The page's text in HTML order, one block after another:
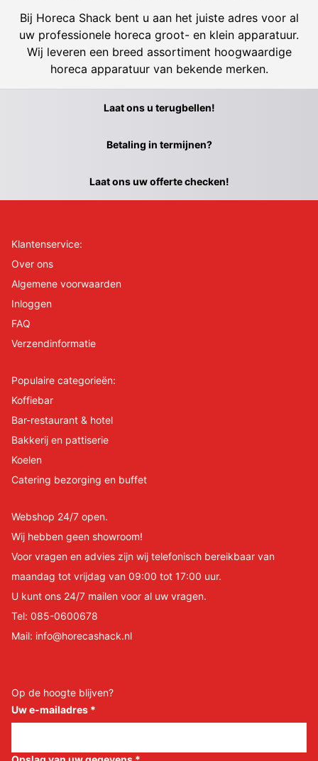
Bij Horeca Shack bent u aan het juiste adres voor al
uw professionele horeca groot- en klein apparatuur.
Wij leveren een breed assortiment hoogwaardige
horeca apparatuur van bekende merken.
Laat ons u terugbellen!
Betaling in termijnen?
Laat ons uw offerte checken!
Klantenservice:
Over ons
Algemene voorwaarden
Inloggen
FAQ
Verzendinformatie
Populaire categorieën:
Koffiebar
Bar-restaurant & hotel
Bakkerij en pattiserie
Koelen
Catering bezorging en buffet
Webshop 24/7 open.
Wij hebben geen showroom!
Voor vragen en advies zijn wij telefonisch bereikbaar van
maandag tot vrijdag van 09:00 tot 17:00 uur.
U kunt ons 24/7 mailen voor al uw vragen.
Tel: 085-0600678
Mail: info@horecashack.nl
Op de hoogte blijven?
Uw e-mailadres *